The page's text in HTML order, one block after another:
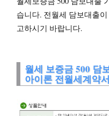
습니다. 전월세 담보대출
고하시기 바랍니다.
월세 보증금 500 담
아이론 전월세계약